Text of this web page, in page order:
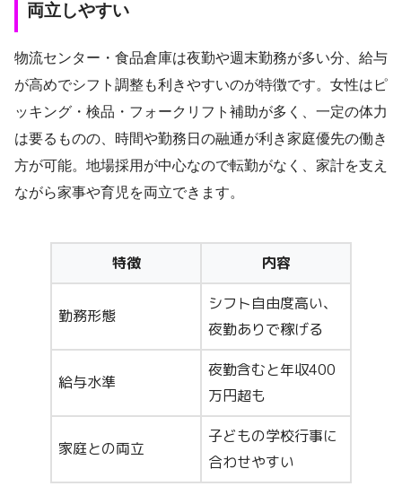
両立しやすい
物流センター・食品倉庫は夜勤や週末勤務が多い分、給与
が高めでシフト調整も利きやすいのが特徴です。女性はピ
ッキング・検品・フォークリフト補助が多く、一定の体力
は要るものの、時間や勤務日の融通が利き家庭優先の働き
方が可能。地場採用が中心なので転勤がなく、家計を支え
ながら家事や育児を両立できます。
特徴 内容
勤務形態
シフト自由度高い、
夜勤ありで稼げる
給与水準
夜勤含むと年収400
万円超も
家庭との両立
子どもの学校行事に
合わせやすい